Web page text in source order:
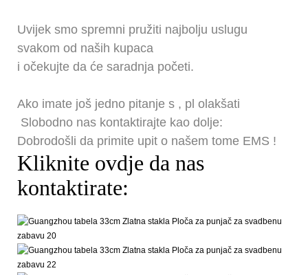
Uvijek smo spremni pružiti najbolju uslugu
svakom od naših kupaca
i očekujte da će saradnja početi.
Ako imate još jedno pitanje s , pl olakšati
Slobodno nas kontaktirajte kao dolje:
Dobrodošli da primite upit o našem tome EMS !
Kliknite ovdje da nas
kontaktirate: